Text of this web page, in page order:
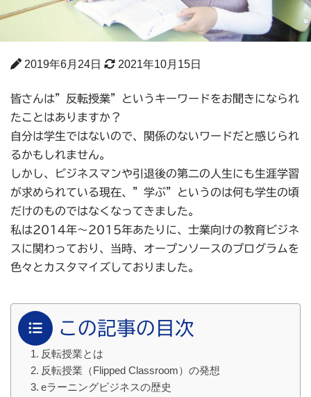
2019年6月24日 2021年10月15日
皆さんは”反転授業”というキーワードをお聞きになられ
たことはありますか？
自分は学生ではないので、関係のないワードだと感じられ
るかもしれません。
しかし、ビジネスマンや引退後の第二の人生にも生涯学習
が求められている現在、”学ぶ”というのは何も学生の頃
だけのものではなくなってきました。
私は2014年～2015年あたりに、士業向けの教育ビジネ
スに関わっており、当時、オープンソースのプログラムを
色々とカスタマイズしておりました。
この記事の目次
反転授業とは
反転授業（Flipped Classroom）の発想
eラーニングビジネスの歴史